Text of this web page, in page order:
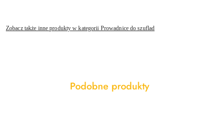
Zobacz także inne produkty w kategorii Prowadnice do szuflad
Pomiń karuzelę produktów
Produkty
Podobne produkty